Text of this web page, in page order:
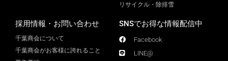
リサイクル・除排雪
採用情報・お問い合わせ
千葉商会について
千葉商会がお客様に誇れること​
SNSでお得な情報配信中
Facebook
LINE@